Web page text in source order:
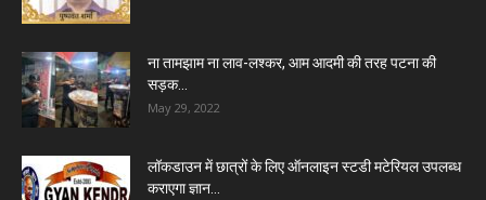
ना तामझाम ना लाव-लश्कर, आम आदमी की तरह पटना की
सड़क...
May 29, 2022
लॉकडाउन में छात्रों के लिए ऑनलाइन स्टडी मटेरियल उपलब्ध
कराएगा ज्ञान...